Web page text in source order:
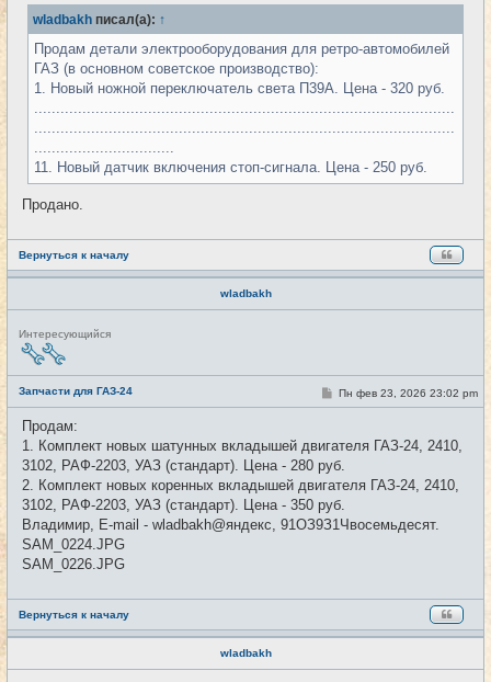
б
е
н
wladbakh писал(а): ↑
Продам детали электрооборудования для ретро-автомобилей
ГАЗ (в основном советское производство):
1. Новый ножной переключатель света П39А. Цена - 320 руб.
................................................................................................
................................................................................................
................................
11. Новый датчик включения стоп-сигнала. Цена - 250 руб.
Продано.
Вернуться к началу
wladbakh
Н
е
в
т
и
Интересующийся
Запчасти для ГАЗ-24 #51
С
о
щ
н
и
Пн фев 23, 2026 23:02 pm
Продам:
1. Комплект новых шатунных вкладышей двигателя ГАЗ-24, 2410,
3102, РАФ-2203, УАЗ (стандарт). Цена - 280 руб.
2. Комплект новых коренных вкладышей двигателя ГАЗ-24, 2410,
3102, РАФ-2203, УАЗ (стандарт). Цена - 350 руб.
Владимир, E-mail - wladbakh@яндекс, 91ОЗ9З1Чвосемьдесят.
SAM_0224.JPG
SAM_0226.JPG
Вернуться к началу
wladbakh